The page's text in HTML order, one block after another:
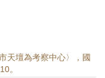
天壇為考察中心〉，國
。